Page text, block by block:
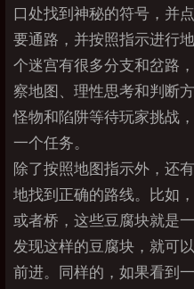
口处找到神秘的符号，并
要通路，并按照指示进行
个迷宫有很多分支和岔路
察地图、理性思考和判断
怪物和陷阱等待玩家挑战
一个任务。
除了按照地图指示外，还
地找到正确的路线。比如
或者桥，这些豆腐块就是
发现这样的豆腐块，就可
前进。同样的，如果看到